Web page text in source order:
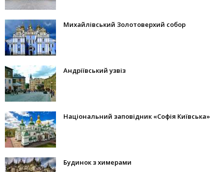
Михайлівський Золотоверхий собор
Андріївський узвіз
Національний заповідник «Софія Київська»
Будинок з химерами